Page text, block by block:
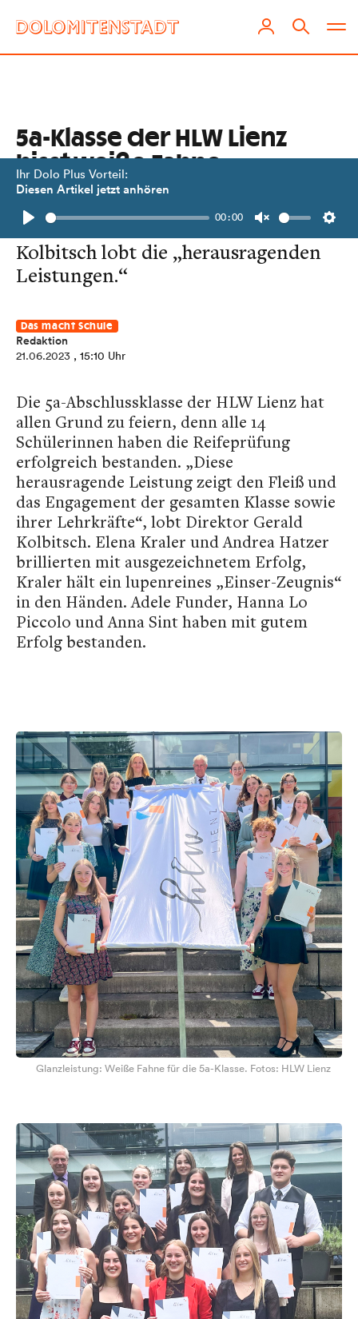
Ihr Dolo Plus Vorteil:
Diesen Artikel jetzt anhören
Play
00:00
Unmute
5a-Klasse der HLW Lienz
hisst weiße Fahne
Beachtliche Erfolge beider
Maturaklassen. Schuldirektor
Kolbitsch lobt die „herausragenden
Leistungen.“
Das macht Schule
Redaktion
21.06.2023 , 15:10 Uhr
Die 5a-Abschlussklasse der HLW Lienz hat
allen Grund zu feiern, denn alle 14
Schülerinnen haben die Reifeprüfung
erfolgreich bestanden. „Diese
herausragende Leistung zeigt den Fleiß und
das Engagement der gesamten Klasse sowie
ihrer Lehrkräfte“, lobt Direktor Gerald
Kolbitsch. Elena Kraler und Andrea Hatzer
brillierten mit ausgezeichnetem Erfolg,
Kraler hält ein lupenreines „Einser-Zeugnis“
in den Händen. Adele Funder, Hanna Lo
Piccolo und Anna Sint haben mit gutem
Erfolg bestanden.
Glanzleistung: Weiße Fahne für die 5a-Klasse. Fotos: HLW Lienz